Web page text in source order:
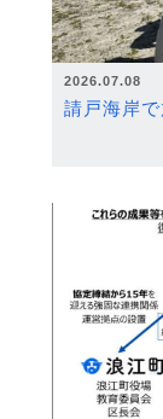
2026.07.08
請戸海岸